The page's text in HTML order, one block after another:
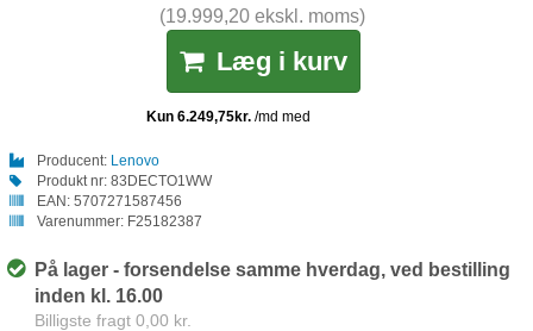
(19.999,20 ekskl. moms)
Læg i kurv
Producent: Lenovo
Produkt nr: 83DECTO1WW
EAN: 5707271587456
Varenummer: F25182387
På lager - forsendelse samme hverdag, ved bestilling
inden kl. 16.00
Billigste fragt 0,00 kr.